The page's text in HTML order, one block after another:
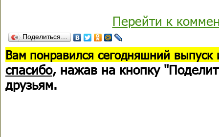
Перейти к
Поделиться…
Вам понравился сегодняшний выпуск
спасибо, нажав на кнопку
друзьям.